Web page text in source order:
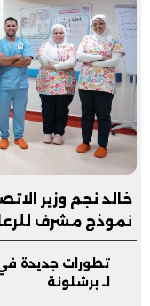
خالد نجم وزير
نموذج مشرف
مساندته
تطورات جديدة
لـ برشلونة